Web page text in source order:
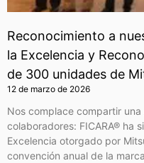
Reconocimiento a
la Excelencia y
de 300 unidades de
12 de marzo de 2026
Nos complace compartir
colaboradores: FICARA® ha
Excelencia otorgado por
convención anual de la